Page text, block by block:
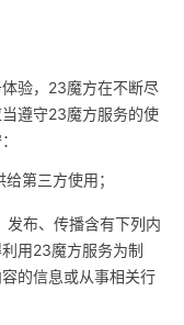
验，23魔方在不断尽
遵守23魔方服务的使
第三方使用；
发布、传播含有下列内
用23魔方服务为制
的信息或从事相关行